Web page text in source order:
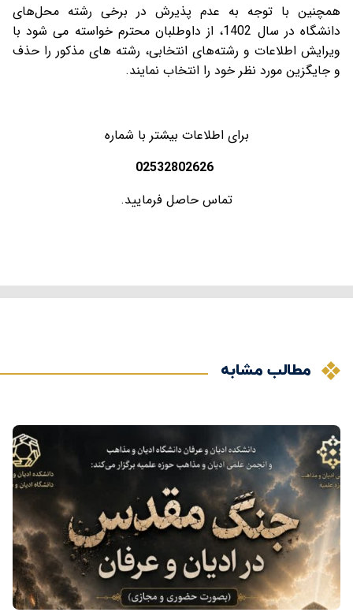
همچنین با توجه به عدم پذیرش در برخی رشته محل‌های
دانشگاه در سال 1402، از داوطلبان محترم خواسته می شود با
ویرایش اطلاعات و رشته‌های انتخابی، رشته های مذکور را حذف
و جایگزین مورد نظر خود را انتخاب نمایند.
برای اطلاعات بیشتر با شماره
تماس حاصل فرمایید.
مطالب مشابه